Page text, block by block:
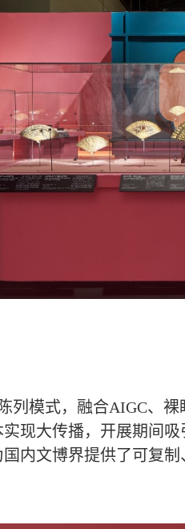
列模式，融合AIGC、
现大传播，开展期间
内文博界提供了可复制